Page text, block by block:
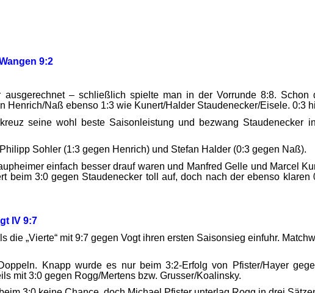
9:2
– schließlich spielte man in der Vorrunde 8:8.
Henrich/Naß ebenso 1:3 wie Kunert/Halder Staudenecker/Eisele. 0:3
seine wohl beste Saisonleistung und bezwang
Sohler (1:3 gegen Henrich) und Stefan Halder (0:3 gegen Naß).
einfach besser drauf waren und Manfred Gelle und Marcel
beim 3:0 gegen Staudenecker toll auf, doch nach der ebenso
IV 9:7
die „Vierte“ mit 9:7 gegen Vogt ihren ersten Saisonsieg einfuhr.
Knapp wurde es nur beim 3:2-Erfolg von Pfister/Hayer
mit 3:0 gegen Rogg/Mertens bzw. Grusser/Koalinsky.